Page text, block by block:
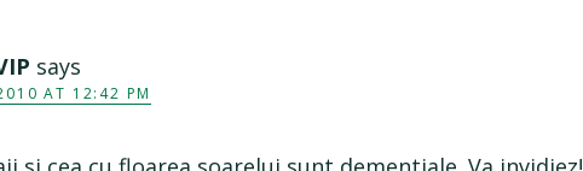
says
AT 12:42 PM